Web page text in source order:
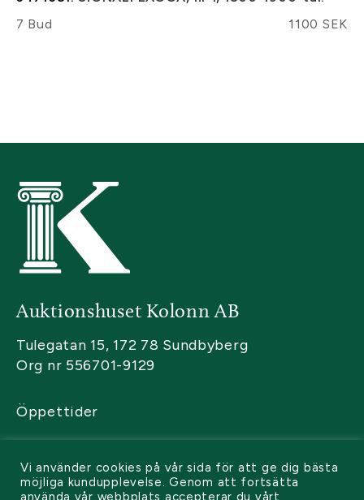
7 Bud
1100 SEK
Auktionshuset Kolonn AB
Tulegatan 15, 172 78 Sundbyberg
Org nr 556701-9129
Öppettider
Kontakta oss
Sälja
Vi använder cookies på vår sida för att ge dig bästa
möjliga kundupplevelse. Genom att fortsätta
använda vår webbplats accepterar du vårt